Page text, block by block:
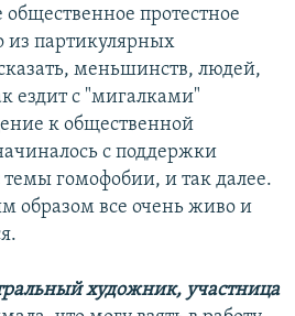
протестное
из партикулярных
меньшинств, людей,
ездит с "мигалками"
к общественной
с поддержки
гомофобии, и так далее.
образом все очень живо и
художник, участница